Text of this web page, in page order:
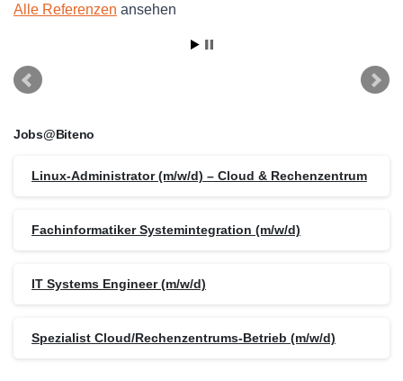
Alle Referenzen ansehen
Jobs@Biteno
Linux-Administrator (m/w/d) – Cloud & Rechenzentrum
Fachinformatiker Systemintegration (m/w/d)
IT Systems Engineer (m/w/d)
Spezialist Cloud/Rechenzentrums-Betrieb (m/w/d)